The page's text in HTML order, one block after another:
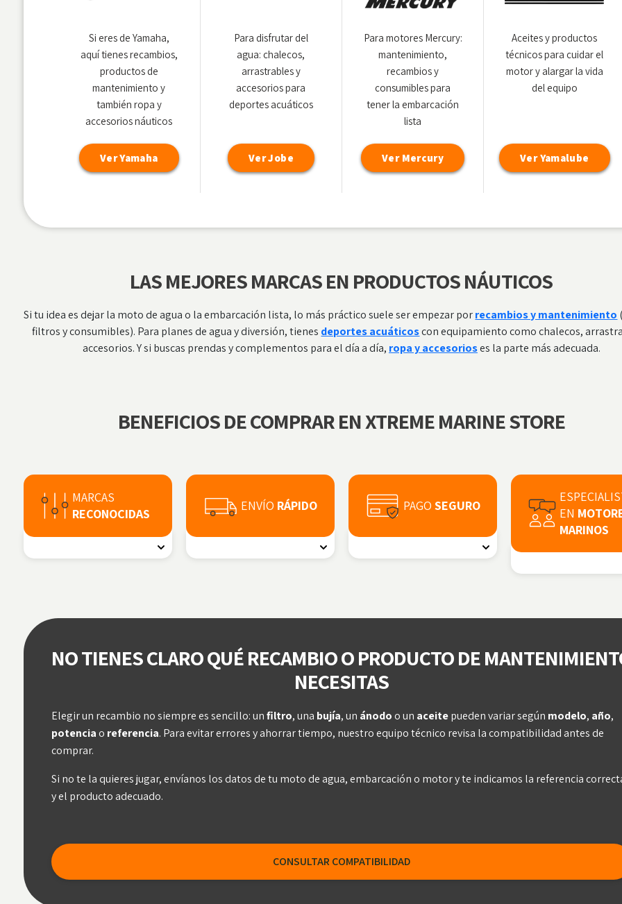
Si eres de Yamaha,
aquí tienes recambios,
productos de
mantenimiento y
también ropa y
accesorios náuticos
Ver Yamaha
Para disfrutar del
agua: chalecos,
arrastrables y
accesorios para
deportes acuáticos
Ver Jobe
Para motores Mercury:
mantenimiento,
recambios y
consumibles para
tener la embarcación
lista
Ver Mercury
Aceites y productos
técnicos para cuidar el
motor y alargar la vida
del equipo
Ver Yamalube
LAS MEJORES MARCAS EN PRODUCTOS NÁUTICOS
Si tu idea es dejar la moto de agua o la embarcación lista, lo más práctico suele ser empezar porrecambios y mantenimiento
filtros y consumibles). Para planes de agua y diversión, tienes deportes acuáticoscon equipamiento como chalecos,
accesorios. Y si buscas prendas y complementos para el día a día, ropa y accesorioses la parte más adecuada.
BENEFICIOS DE COMPRAR EN XTREME MARINE STORE
MARCAS
RECONOCIDAS
ENVÍO RÁPIDO PAGO SEGURO
EN
MARINOS
NO TIENES CLARO QUÉ RECAMBIO O PRODUCTO DE
NECESITAS
Elegir un recambio no siempre es sencillo: unfiltro, una bujía, un ánodoo un aceitepueden variar según modelo, año,
potenciao referencia. Para evitar errores y ahorrar tiempo, nuestro equipo técnico revisa la compatibilidad antes de
comprar.
Si no te la quieres jugar, envíanos los datos de tu moto de agua, embarcación o motor y te indicamos la referencia
y el producto adecuado.
CONSULTAR COMPATIBILIDAD